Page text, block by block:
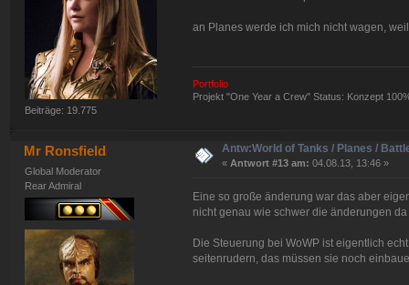
Beiträge: 19.775
an Planes werde ich mich nicht wagen,
Portfolio
Projekt "One Year a Crew" Status: Konzept
Mr Ronsfield
Global Moderator
Rear Admiral
Antw:World of Tanks / Planes /
« Antwort #13 am: 04.08.13, 13:46 »
Eine so große änderung war das aber
nicht genau wie schwer die änderungen
Die Steuerung bei WoWP ist eigentlich
seitenrudern, das müssen sie noch